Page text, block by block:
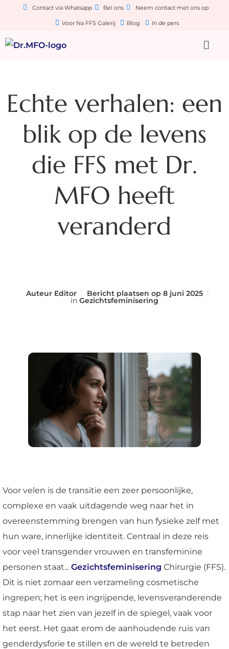
Contact via Whatsapp Bel ons Neem contact met ons op
Voor Na FFS Galerij Blog In de pers
Echte verhalen: een
blik op de levens
die FFS met Dr.
MFO heeft
veranderd
Auteur Editor Bericht plaatsen op 8 juni 2025
in Gezichtsfeminisering
Voor velen is de transitie een zeer persoonlijke,
complexe en vaak uitdagende weg naar het in
overeenstemming brengen van hun fysieke zelf met
hun ware, innerlijke identiteit. Centraal in deze reis
voor veel transgender vrouwen en transfeminine
personen staat... Gezichtsfeminisering Chirurgie (FFS).
Dit is niet zomaar een verzameling cosmetische
ingrepen; het is een ingrijpende, levensveranderende
stap naar het zien van jezelf in de spiegel, vaak voor
het eerst. Het gaat erom de aanhoudende ruis van
genderdysforie te stillen en de wereld te betreden